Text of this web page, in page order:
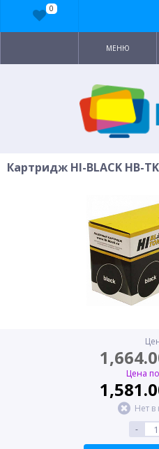
МЕНЮ
Картридж HI-BLACK HB-
Цена
Нет
-
0